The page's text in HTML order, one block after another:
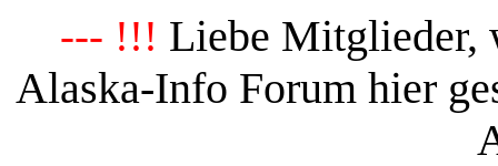
--- !!! Liebe Mitglieder,
Alaska-Info Forum hier